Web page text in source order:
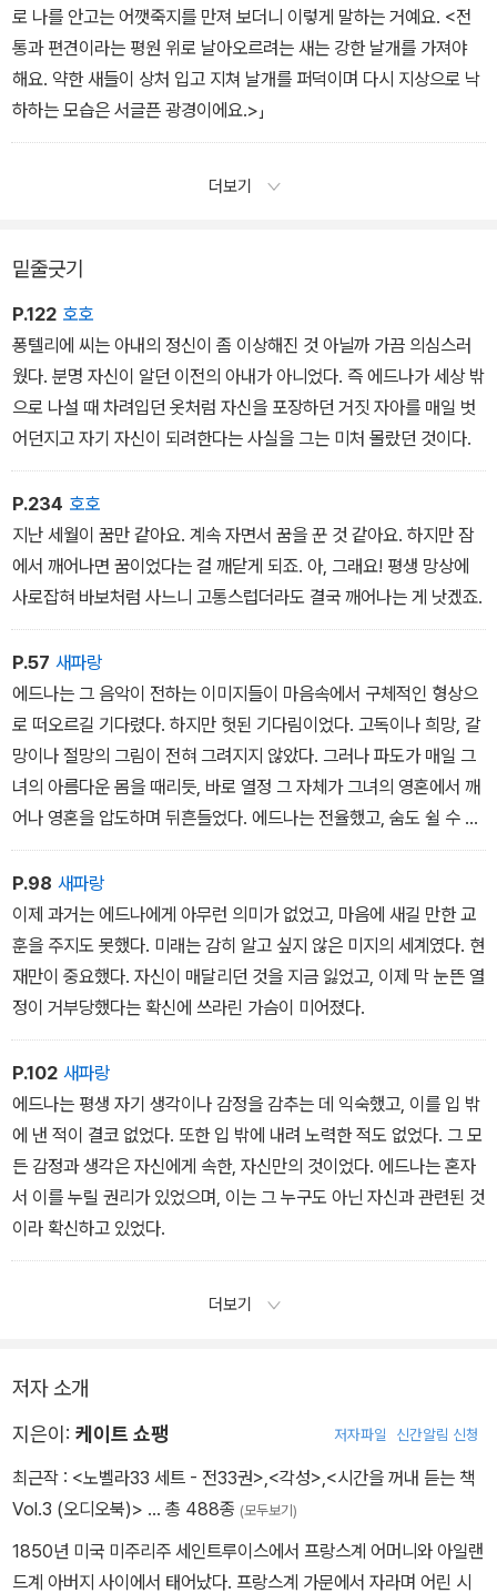
「물론이죠.」 에드나가 말했다. 처음으로 이 사실을 인정하자, 에드나
의 얼굴이 화끈거리며 군데군데 붉어졌다.
「왜죠?」 그녀의 친구가 물었다. 「사랑하면 안 되는 사람인데, 왜 그를
사랑하죠?」 에드나가 무릎으로 기어 라이즈 양 앞으로 다가왔다. 라
이즈 양은 에드나의 붉게 상기된 얼굴을 두 손으로 감쌌다.
까요. 그 사람이 눈을 떴다 감았다 깜빡이고, 코는 약간 삐뚤어져 있으
서 새끼손가락을 똑바로 펴지도 못하니까요. 왜냐하면…….」
로 나를 안고는 어깻죽지를 만져 보더니 이렇게 말하는 거예요. <전
통과 편견이라는 평원 위로 날아오르려는 새는 강한 날개를 가져야
해요. 약한 새들이 상처 입고 지쳐 날개를 퍼덕이며 다시 지상으로 낙
하하는 모습은 서글픈 광경이에요.>」
더보기
밑줄긋기
P.122 호호
퐁텔리에 씨는 아내의 정신이 좀 이상해진 것 아닐까 가끔 의심스러
웠다. 분명 자신이 알던 이전의 아내가 아니었다. 즉 에드나가 세상 밖
으로 나설 때 차려입던 옷처럼 자신을 포장하던 거짓 자아를 매일 벗
어던지고 자기 자신이 되려한다는 사실을 그는 미처 몰랐던 것이다.
P.234 호호
지난 세월이 꿈만 같아요. 계속 자면서 꿈을 꾼 것 같아요. 하지만 잠
에서 깨어나면 꿈이었다는 걸 깨닫게 되죠. 아, 그래요! 평생 망상에
사로잡혀 바보처럼 사느니 고통스럽더라도 결국 깨어나는 게 낫겠죠.
P.57 새파랑
에드나는 그 음악이 전하는 이미지들이 마음속에서 구체적인 형상으
로 떠오르길 기다렸다. 하지만 헛된 기다림이었다. 고독이나 희망, 갈
망이나 절망의 그림이 전혀 그려지지 않았다. 그러나 파도가 매일 그
녀의 아름다운 몸을 때리듯, 바로 열정 그 자체가 그녀의 영혼에서 깨
어나 영혼을 압도하며 뒤흔들었다. 에드나는 전율했고, 숨도 쉴 수 없
었다. 눈물이 앞을 가렸다.
P.98 새파랑
이제 과거는 에드나에게 아무런 의미가 없었고, 마음에 새길 만한 교
훈을 주지도 못했다. 미래는 감히 알고 싶지 않은 미지의 세계였다. 현
재만이 중요했다. 자신이 매달리던 것을 지금 잃었고, 이제 막 눈뜬 열
정이 거부당했다는 확신에 쓰라린 가슴이 미어졌다.
P.102 새파랑
에드나는 평생 자기 생각이나 감정을 감추는 데 익숙했고, 이를 입 밖
에 낸 적이 결코 없었다. 또한 입 밖에 내려 노력한 적도 없었다. 그 모
든 감정과 생각은 자신에게 속한, 자신만의 것이었다. 에드나는 혼자
서 이를 누릴 권리가 있었으며, 이는 그 누구도 아닌 자신과 관련된 것
이라 확신하고 있었다.
더보기
저자 소개
지은이: 케이트 쇼팽 저자파일 신간알림 신청
최근작 : <노벨라33 세트 - 전33권> <각성> <시간을 꺼내 듣는 책
Vol.3 (오디오북)> … 총 488종 (모두보기)
1850년 미국 미주리주 세인트루이스에서 프랑스계 어머니와 아일랜
드계 아버지 사이에서 태어났다. 프랑스계 가문에서 자라며 어린 시